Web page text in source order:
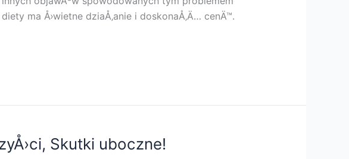
ma Å›wietne dziaÅ‚anie i doskonaÅ‚Ä… cenÄ™.
Skutki uboczne!